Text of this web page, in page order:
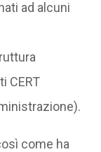
ad alcuni
CERT
come ha